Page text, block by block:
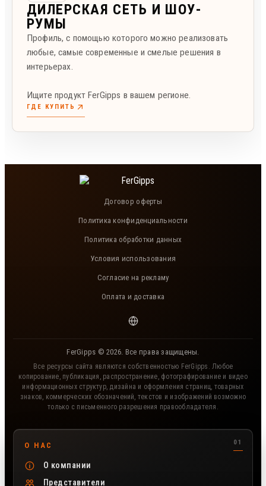
ДИЛЕРСКАЯ СЕТЬ И ШОУ-
РУМЫ
Профиль, с помощью которого можно реализовать
любые, самые современные и смелые решения в
интерьерах.
Ищите продукт FerGipps в вашем регионе.
ГДЕ КУПИТЬ
Договор оферты
Политика конфиденциальности
Политика обработки данных
Условия использования
Согласие на рекламу
Оплата и доставка
FerGipps © 2026. Все права защищены.
Все ресурсы сайта являются собственностью FerGipps. Любое
копирование, публикация, распространение, фотографирование и видео
информационных структур, дизайна и оформления страниц, товарных
знаков, коммерческих обозначений, текстов и изображений возможно
только с письменного разрешения правообладателя.
Полезные разделы сайта FerGipps
О НАС
О компании
Представители